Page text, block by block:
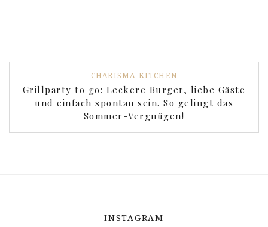
CHARISMA-KITCHEN
Grillparty to go: Leckere Burger, liebe Gäste
und einfach spontan sein. So gelingt das
Sommer-Vergnügen!
INSTAGRAM